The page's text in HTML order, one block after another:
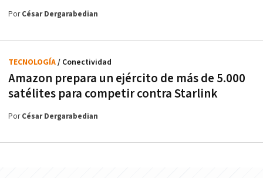
PorCésar Dergarabedian
Amazon prepara un ejército de más de 5.000
satélites para competir contra Starlink
TECNOLOGÍA/ Conectividad
PorCésar Dergarabedian